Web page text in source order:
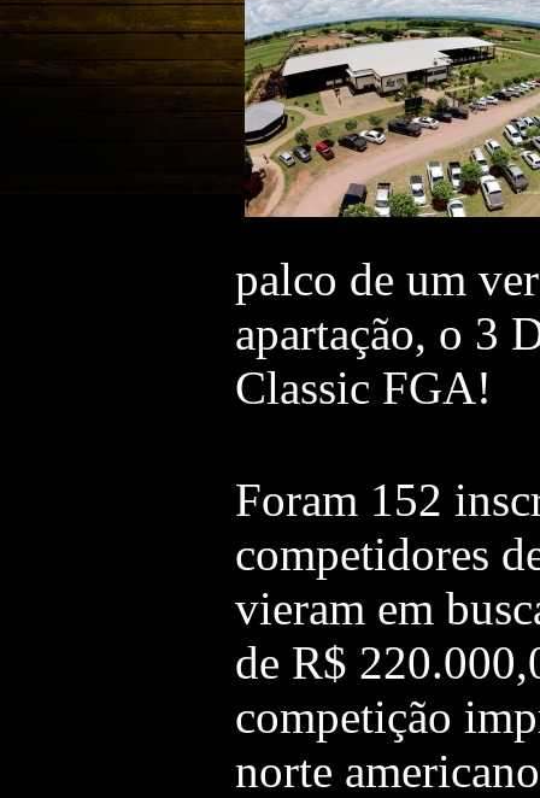
palco de um
apartação, o 3
Classic FGA!
Foram 152
competidores
vieram em
de R$
competição
norte